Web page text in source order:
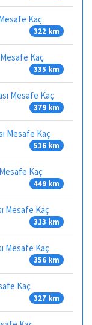
Kaç
322 km
Kaç
335 km
Mesafe Kaç
379 km
Mesafe Kaç
516 km
Kaç
449 km
Mesafe Kaç
313 km
Mesafe Kaç
356 km
Kaç
327 km